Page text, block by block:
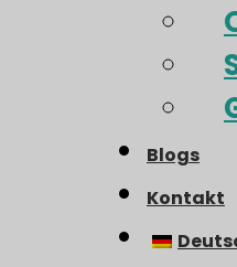
Blogs
Kontakt